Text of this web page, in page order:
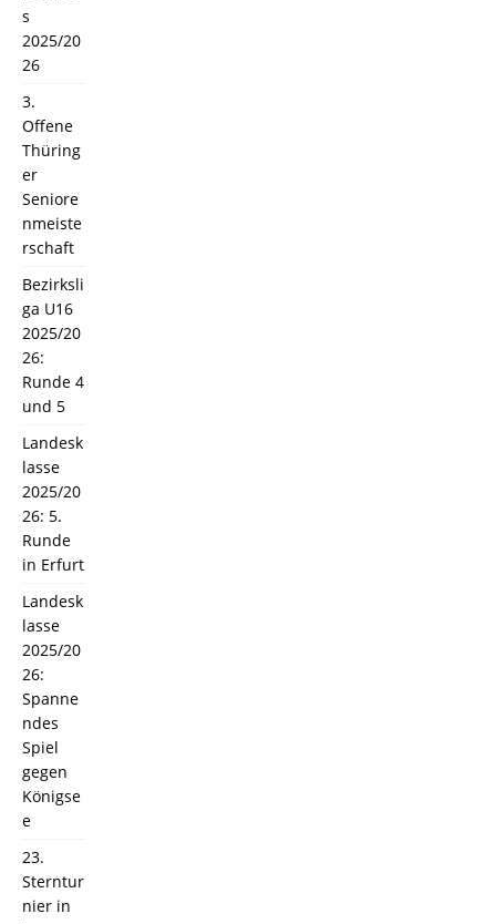
s
2025/20
26
3.
Offene
Thüring
er
Seniore
nmeiste
rschaft
Bezirksli
ga U16
2025/20
26:
Runde 4
und 5
Landesk
lasse
2025/20
26: 5.
Runde
in Erfurt
Landesk
lasse
2025/20
26:
Spanne
ndes
Spiel
gegen
Königse
e
23.
Sterntur
nier in